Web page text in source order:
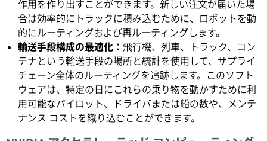
作用を作り出すことができます。新しい注文が届いた場
合は効率的にトラックに積み込むために、ロボットを動
的にルーティングおよび再ルーティングします。
輸送手段構成の最適化： 飛行機、列車、トラック、コン
テナという輸送手段の場所と統計を使用して、サプライ
チェーン全体のルーティングを追跡します。このソフト
ウェアは、特定の日にこれらの乗り物を動かすために利
用可能なパイロット、ドライバまたは船の数や、メンテ
ナンス コストを織り込むことができます。